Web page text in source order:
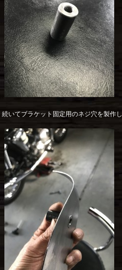
続いてブラケット固定用のネジ穴を製作し